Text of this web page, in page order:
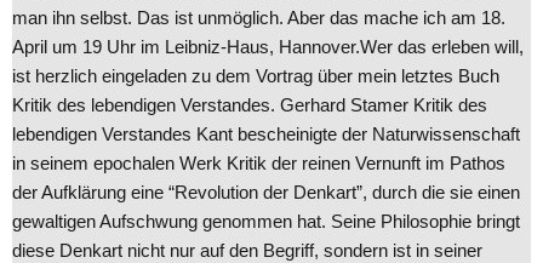
man ihn selbst. Das ist unmöglich. Aber das mache ich am 18.
April um 19 Uhr im Leibniz-Haus, Hannover.Wer das erleben will,
ist herzlich eingeladen zu dem Vortrag über mein letztes Buch
Kritik des lebendigen Verstandes. Gerhard Stamer Kritik des
lebendigen Verstandes Kant bescheinigte der Naturwissenschaft
in seinem epochalen Werk Kritik der reinen Vernunft im Pathos
der Aufklärung eine “Revolution der Denkart”, durch die sie einen
gewaltigen Aufschwung genommen hat. Seine Philosophie bringt
diese Denkart nicht nur auf den Begriff, sondern ist in seiner